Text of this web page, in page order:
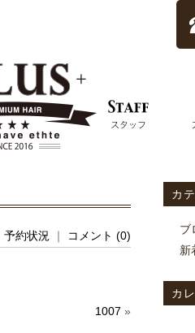
予約状況 ｜ コメント (0)
1007 »
カ
ブ
新
カ